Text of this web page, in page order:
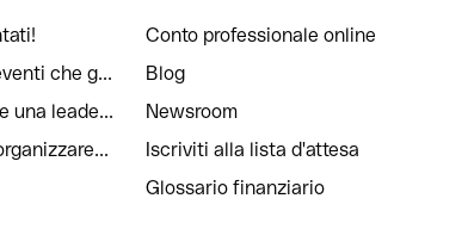
che g...
una leade...
Conto professionale online
Blog
Newsroom
Iscriviti alla lista d'attesa
Glossario finanziario